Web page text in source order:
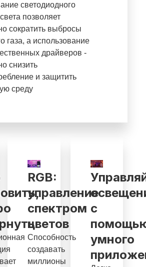
светодиодного
позволяет
сократить выбросы
газа, а использование
драйверов -
снизить
и защитить
среду
RGB:
управление
спектром
цветов
Способность
создавать
миллионы
с
умного